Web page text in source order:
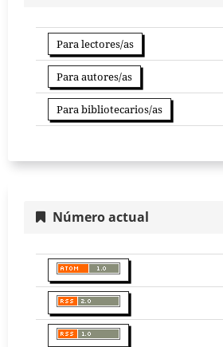
Para lectores/as
Para autores/as
Para bibliotecarios/as
Número actual